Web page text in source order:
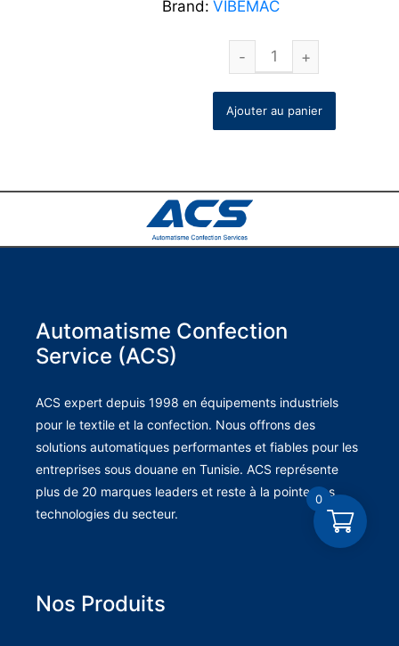
Brand: VIBEMAC
Ajouter au panier
Automatisme Confection
Service (ACS)
ACS expert depuis 1998 en équipements industriels
pour le textile et la confection. Nous offrons des
solutions automatiques performantes et fiables pour les
entreprises sous douane en Tunisie. ACS représente
plus de 20 marques leaders et reste à la pointe des
technologies du secteur.
Nos Produits
0